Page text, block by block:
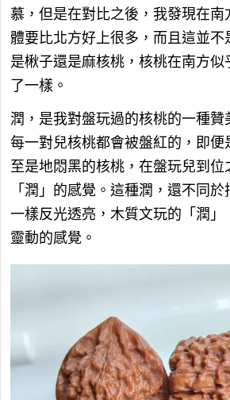
慕，但是在對比之後，我發現在南
體要比北方好上很多，而且這並不
是楸子還是麻核桃，核桃在南方似
了一樣。
潤，是我對盤玩過的核桃的一種贊
每一對兒核桃都會被盤紅的，即便
至是地悶黑的核桃，在盤玩兒到位
「潤」的感覺。這種潤，還不同
一樣反光透亮，木質文玩的「潤」
靈動的感覺。